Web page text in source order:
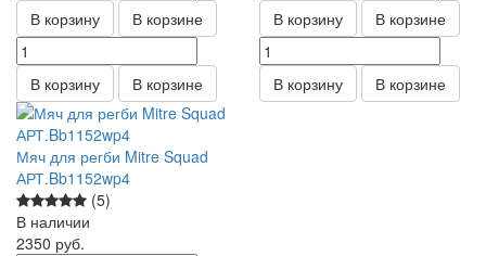
В корзину В корзине
В корзину В корзине
В корзину В корзине
В корзину В корзине
Мяч для регби Mitre Squad
АРТ.Bb1152wp4
(5)
В наличии
2350 руб.